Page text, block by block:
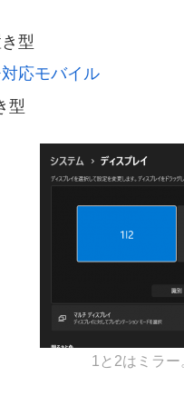
型
応モバイル
型
1と2はミラー